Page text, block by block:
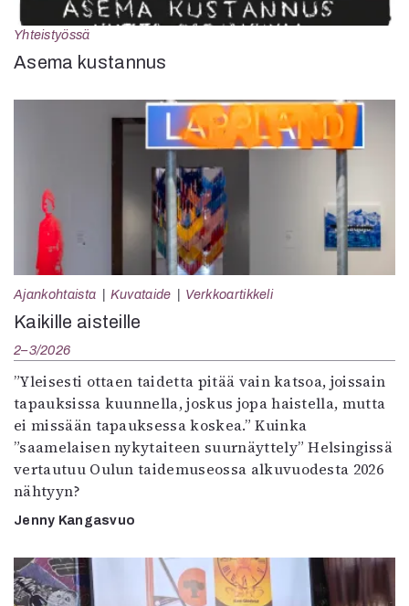
Yhteistyössä
Asema kustannus
Ajankohtaista Kuvataide Verkkoartikkeli
Kaikille aisteille
2–3/2026
”Yleisesti ottaen taidetta pitää vain katsoa, joissain
tapauksissa kuunnella, joskus jopa haistella, mutta
ei missään tapauksessa koskea.” Kuinka
”saamelaisen nykytaiteen suurnäyttely” Helsingissä
vertautuu Oulun taidemuseossa alkuvuodesta 2026
nähtyyn?
Jenny Kangasvuo